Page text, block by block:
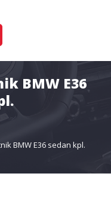
DAWID
& Style
BMW E36
BMW E36 sedan kpl.